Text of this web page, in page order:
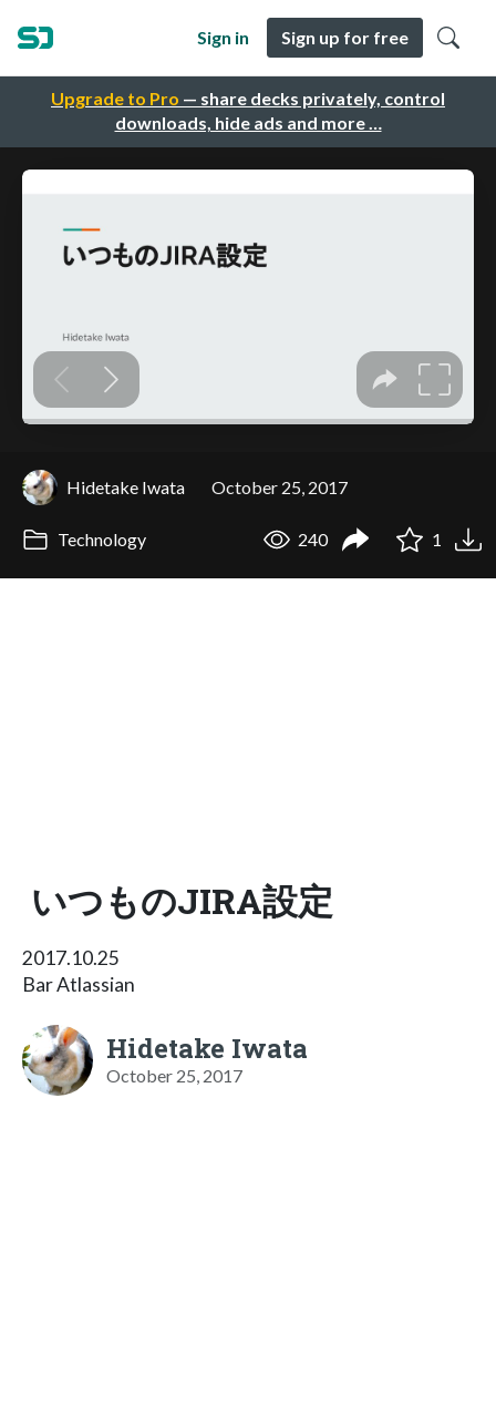
Upgrade to Pro — share decks privately, control
downloads, hide ads and more …
Sign in Sign up for free
Hidetake Iwata October 25, 2017
Technology 240 1
いつものJIRA設定
2017.10.25
Bar Atlassian
Hidetake Iwata
October 25, 2017